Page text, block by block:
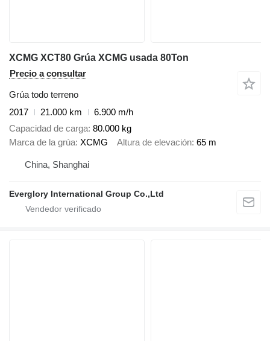
XCMG XCT80 Grúa XCMG usada 80Ton
Precio a consultar
Grúa todo terreno
2017
21.000 km
6.900 m/h
Capacidad de carga 80.000 kg
Marca de la grúa XCMG Altura de elevación 65 m
China, Shanghai
Everglory International Group Co.,Ltd